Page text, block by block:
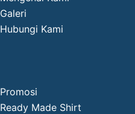
Galeri
Hubungi Kami
Promosi
Ready Made Shirt